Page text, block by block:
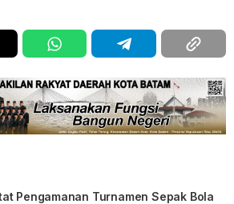
Pengamanan Turnamen Sepak Bola